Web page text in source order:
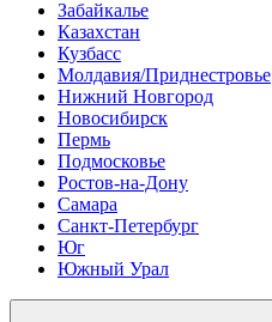
Забайкалье
Казахстан
Кузбасс
Молдавия/Приднестровье
Нижний Новгород
Новосибирск
Пермь
Подмосковье
Ростов-на-Дону
Самара
Санкт-Петербург
Юг
Южный Урал